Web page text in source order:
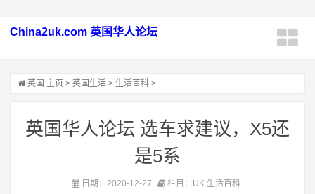
China2uk.com 英国华人论坛
英国 主页 > 英国生活 > 生活百科 >
英国华人论坛 选车求建议，X5还
是5系
日期：2020-12-27 栏目：UK 生活百科